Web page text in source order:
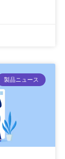
製品ニュース